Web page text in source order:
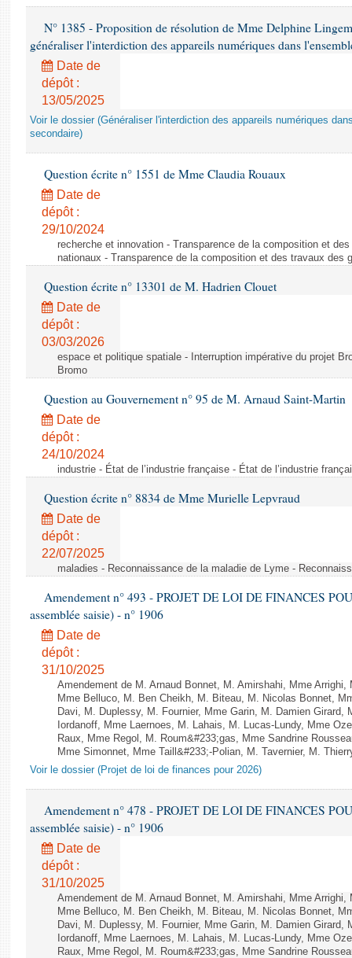
N° 1385 - Proposition de résolution de Mme Delphine
généraliser l'interdiction des appareils numériques dans
Date de
dépôt :
13/05/2025
Voir le dossier (Généraliser l'interdiction des appareils numériques
secondaire)
Question écrite n° 1551 de Mme Claudia Rouaux
Date de
dépôt :
29/10/2024
recherche et innovation - Transparence de la composition et
nationaux - Transparence de la composition et des travaux des
Question écrite n° 13301 de M. Hadrien Clouet
Date de
dépôt :
03/03/2026
espace et politique spatiale - Interruption impérative du projet
Bromo
Question au Gouvernement n° 95 de M. Arnaud Saint-Martin
Date de
dépôt :
24/10/2024
industrie - État de l’industrie française - État de l’industrie
Question écrite n° 8834 de Mme Murielle Lepvraud
Date de
dépôt :
22/07/2025
maladies - Reconnaissance de la maladie de Lyme -
Amendement n° 493 - PROJET DE LOI DE FINANCES
assemblée saisie) - n° 1906
Date de
dépôt :
31/10/2025
Amendement de M. Arnaud Bonnet, M. Amirshahi, Mme
Mme Belluco, M. Ben Cheikh, M. Biteau, M. Nicolas Bonnet,
Davi, M. Duplessy, M. Fournier, Mme Garin, M. Damien Girard,
Iordanoff, Mme Laernoes, M. Lahais, M. Lucas-Lundy, Mme
Raux, Mme Regol, M. Roum&#233;gas, Mme Sandrine
Mme Simonnet, Mme Taill&#233;-Polian, M. Tavernier, M.
Voir le dossier (Projet de loi de finances pour 2026)
Amendement n° 478 - PROJET DE LOI DE FINANCES
assemblée saisie) - n° 1906
Date de
dépôt :
31/10/2025
Amendement de M. Arnaud Bonnet, M. Amirshahi, Mme
Mme Belluco, M. Ben Cheikh, M. Biteau, M. Nicolas Bonnet,
Davi, M. Duplessy, M. Fournier, Mme Garin, M. Damien Girard,
Iordanoff, Mme Laernoes, M. Lahais, M. Lucas-Lundy, Mme
Raux, Mme Regol, M. Roum&#233;gas, Mme Sandrine